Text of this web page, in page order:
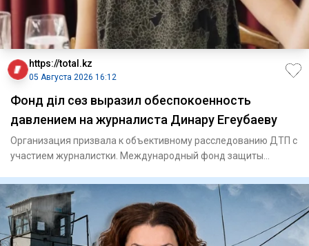
https://total.kz
05 Августа 2026 16:12
Фонд Әділ сөз выразил обеспокоенность
давлением на журналиста Динару Егеубаеву
Организация призвала к объективному расследованию ДТП с
участием журналистки. Международный фонд защиты